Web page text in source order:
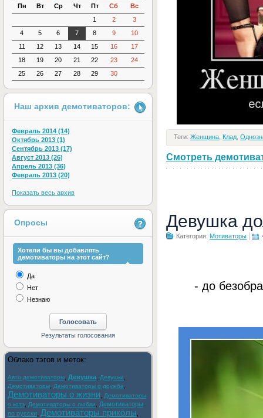
Теги: Женщина Клад
Смотреть
Девушка
Категория: Мотиваторы
- до
Пн
Вт Ср Чт Пт Сб
Вс
1
2
3
4
5 6 7 8 9
10
11
12 13 14 15 16
17
18
19 20 21 22 23
24
25
26 27 28 29 30
Наш архив демотиваторов:
Февраль 2014 (14)
Октябрь 2013 (1)
Сентябрь 2013 (17)
Август 2013 (26)
Апрель 2013 (36)
Февраль 2013 (20)
Показать весь архив
Опросы
Хотели бы вы добавлять
демотиваторы на этот сайт?
Да
Нет
Незнаю
Облако тэгов и меток:
Авто демотиваторы Девушка Девушки
Демотиваторы Демотиваторы о дружбе
Демотиваторы о жизни
Демотиваторы
о котэ
Демотиваторы о любви
Демотиваторы
по русски Демотиваторы приколы